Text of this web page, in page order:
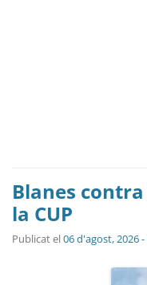
Blanes
la CUP
Publicat el06 d'agost, 2026 -